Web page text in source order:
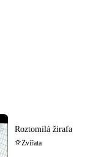
Roztomilá žirafa
Zvířata